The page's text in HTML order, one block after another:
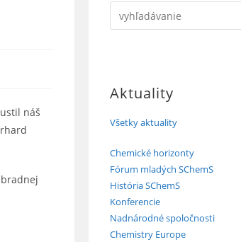
náš
Aktuality
Všetky aktuality
Chemické horizonty
Fórum mladých SChemS
História SChemS
Konferencie
Nadnárodné spoločnosti
Chemistry Europe